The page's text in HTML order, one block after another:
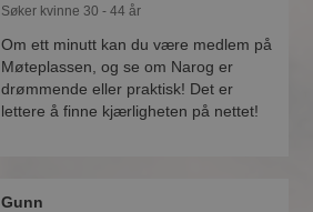
Søker kvinne 30 - 44 år
Om ett minutt kan du være medlem på
Møteplassen, og se om Narog er
drømmende eller praktisk! Det er
lettere å finne kjærligheten på nettet!
Gunn